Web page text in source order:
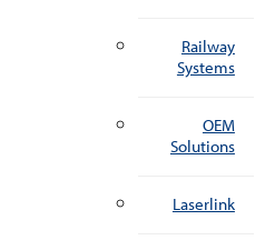
Railway
Systems
OEM
Solutions
Laserlink